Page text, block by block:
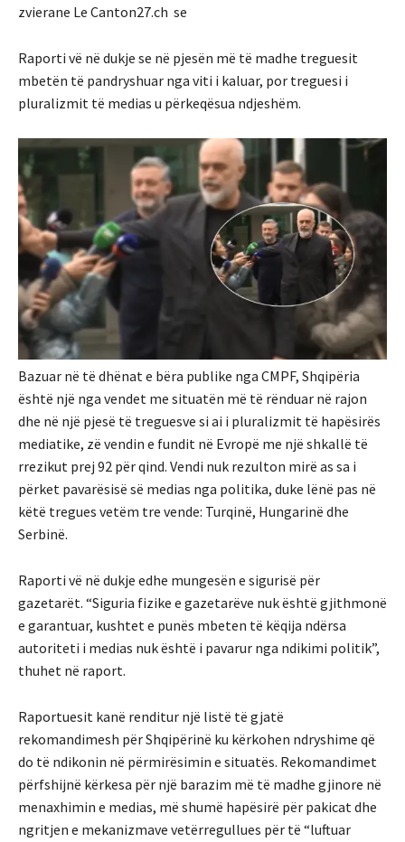
zvierane Le Canton27.ch se
Raporti vë në dukje se në pjesën më të madhe treguesit
mbetën të pandryshuar nga viti i kaluar, por treguesi i
pluralizmit të medias u përkeqësua ndjeshëm.
Bazuar në të dhënat e bëra publike nga CMPF, Shqipëria
është një nga vendet me situatën më të rënduar në rajon
dhe në një pjesë të treguesve si ai i pluralizmit të hapësirës
mediatike, zë vendin e fundit në Evropë me një shkallë të
rrezikut prej 92 për qind. Vendi nuk rezulton mirë as sa i
përket pavarësisë së medias nga politika, duke lënë pas në
këtë tregues vetëm tre vende: Turqinë, Hungarinë dhe
Serbinë.
Raporti vë në dukje edhe mungesën e sigurisë për
gazetarët. “Siguria fizike e gazetarëve nuk është gjithmonë
e garantuar, kushtet e punës mbeten të këqija ndërsa
autoriteti i medias nuk është i pavarur nga ndikimi politik”,
thuhet në raport.
Raportuesit kanë renditur një listë të gjatë
rekomandimesh për Shqipërinë ku kërkohen ndryshime që
do të ndikonin në përmirësimin e situatës. Rekomandimet
përfshijnë kërkesa për një barazim më të madhe gjinore në
menaxhimin e medias, më shumë hapësirë për pakicat dhe
ngritjen e mekanizmave vetërregullues për të “luftuar